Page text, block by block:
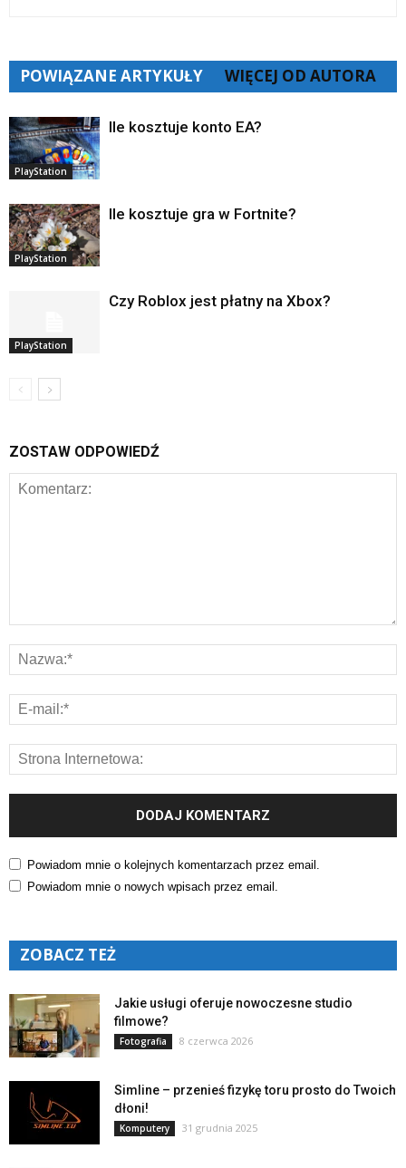
POWIĄZANE ARTYKUŁY WIĘCEJ OD AUTORA
PlayStation
Ile kosztuje konto EA?
PlayStation
Ile kosztuje gra w Fortnite?
PlayStation
Czy Roblox jest płatny na Xbox?
ZOSTAW ODPOWIEDŹ
Powiadom mnie o kolejnych komentarzach przez email.
Powiadom mnie o nowych wpisach przez email.
ZOBACZ TEŻ
Jakie usługi oferuje nowoczesne studio
filmowe?
Fotografia 8 czerwca 2026
Simline – przenieś fizykę toru prosto do Twoich
dłoni!
Komputery 31 grudnia 2025